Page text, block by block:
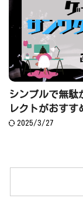
シンプルで無駄
レクトがおす
2025/3/27